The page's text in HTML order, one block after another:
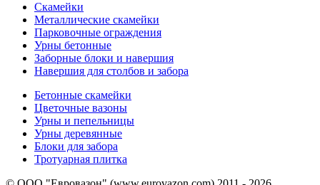
Скамейки
Металлические скамейки
Парковочные ограждения
Урны бетонные
Заборные блоки и навершия
Навершия для столбов и забора
Бетонные скамейки
Цветочные вазоны
Урны и пепельницы
Урны деревянные
Блоки для забора
Тротуарная плитка